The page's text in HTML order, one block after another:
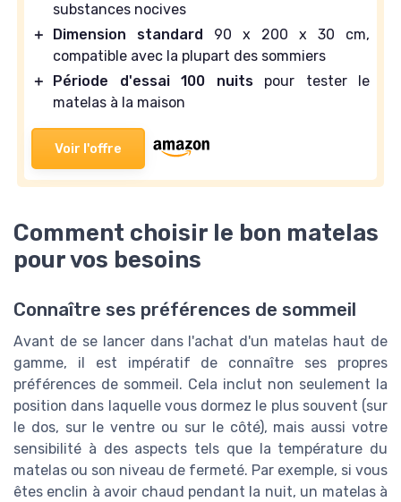
substances nocives
＋
Dimension standard
90 x 200 x 30 cm,
compatible avec la plupart des sommiers
＋
Période d'essai 100 nuitspour tester le
matelas à la maison
Voir l'offre
Comment choisir le bon matelas
pour vos besoins
Connaître ses préférences de sommeil
Avant de se lancer dans l'achat d'un matelas haut de
gamme, il est impératif de connaître ses propres
préférences de sommeil. Cela inclut non seulement la
position dans laquelle vous dormez le plus souvent (sur
le dos, sur le ventre ou sur le côté), mais aussi votre
sensibilité à des aspects tels que la température du
matelas ou son niveau de fermeté. Par exemple, si vous
êtes enclin à avoir chaud pendant la nuit, un matelas à